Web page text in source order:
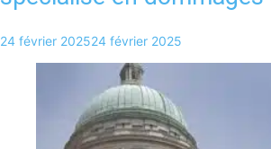
24 février 202524 février 2025